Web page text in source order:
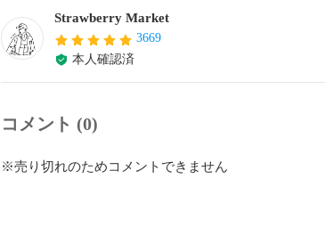
Strawberry Market
3669
本人確認済
コメント (0)
※売り切れのためコメントできません